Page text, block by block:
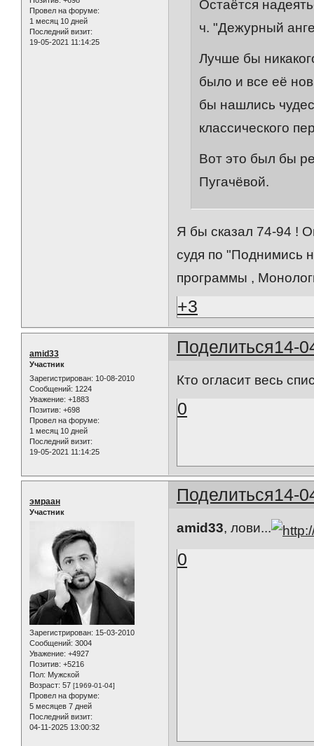
Провел на форуме:
1 месяц 10 дней
Последний визит:
19-05-2021 11:14:25
Остаётся
ч. "Дежурный
Лучше бы
было и все её
бы нашлись
классического
Вот это был бы
Пугачёвой.
Я бы сказал 74-94 !
судя по "Поднимись
программы ,
+3
Поделиться14-
amid33
Участник
Зарегистрирован: 10-08-2010
Сообщений: 1224
Уважение: +1883
Позитив: +698
Провел на форуме:
1 месяц 10 дней
Последний визит:
19-05-2021 11:14:25
Кто огласит весь
0
Поделиться14-
эмраан
Участник
Зарегистрирован: 15-03-2010
Сообщений: 3004
Уважение: +4927
Позитив: +5216
Пол: Мужской
Возраст: 57 [1969-01-04]
Провел на форуме:
5 месяцев 7 дней
Последний визит:
04-11-2025 13:00:32
amid33, лови...
0